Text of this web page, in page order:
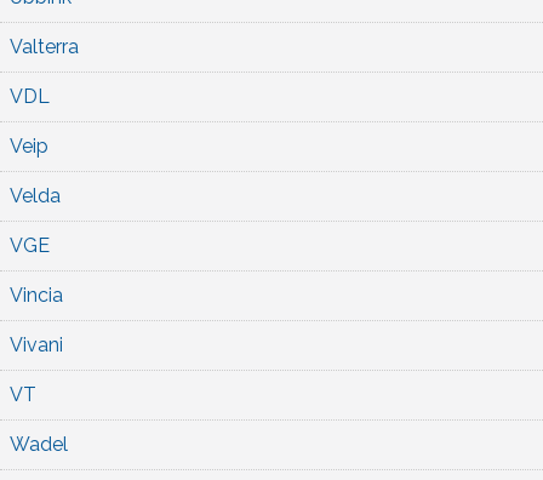
Valterra
VDL
Veip
Velda
VGE
Vincia
Vivani
VT
Wadel